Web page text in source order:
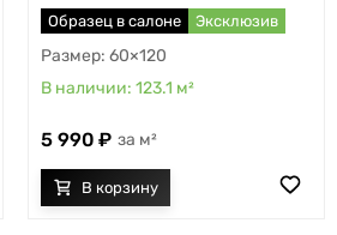
Образец в салоне Эксклюзив
60×120
123.1 м²
5 990 м²